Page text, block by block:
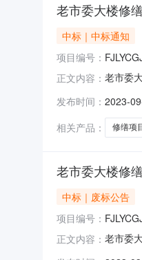
老市委大楼修
中标｜中标通知
项目编号：
正文内容： 老市委
2023年
发布时间： 2023-
相关产品：
修缮项
老市委大楼修
中标｜废标公告
项目编号：
正文内容： 老市委